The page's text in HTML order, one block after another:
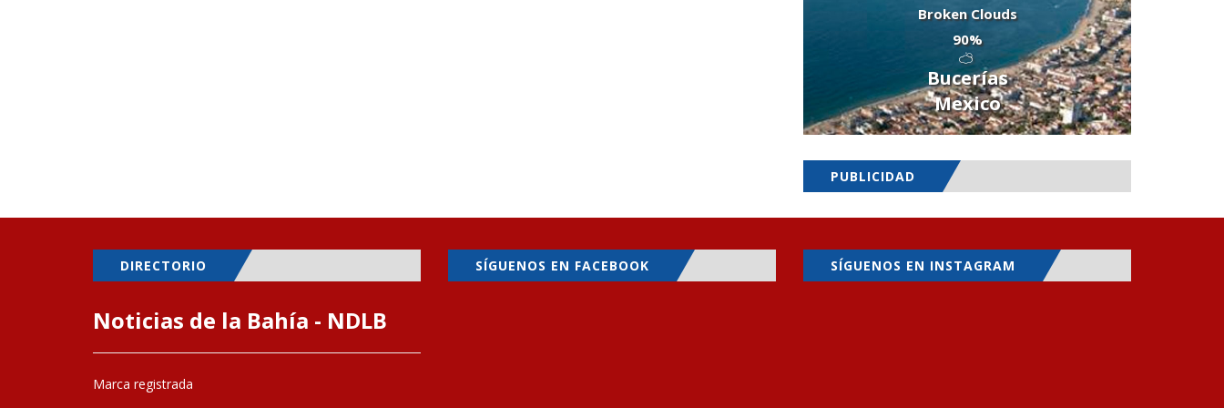
Broken Clouds
90%
Bucerías
Mexico
PUBLICIDAD
DIRECTORIO
Noticias de la Bahía - NDLB
Marca registrada
SÍGUENOS EN FACEBOOK SÍGUENOS EN INSTAGRAM